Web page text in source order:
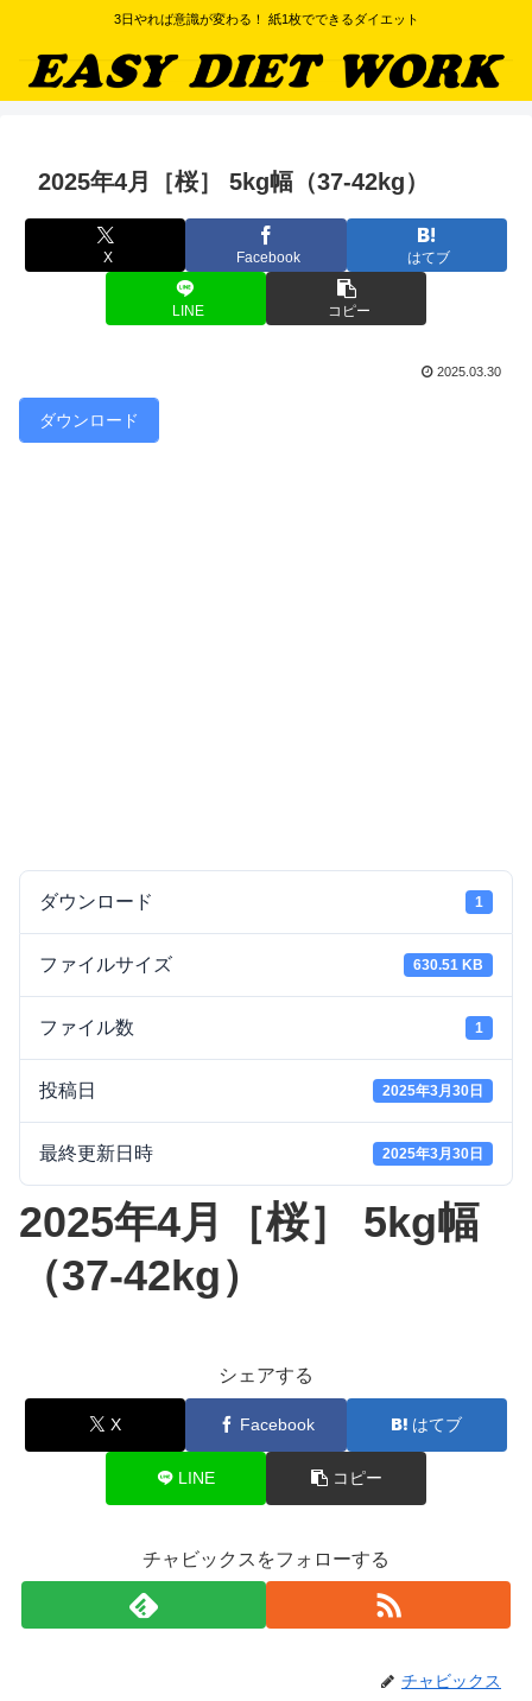
3日やれば意識が変わる！ 紙1枚でできるダイエット
2025年4月［桜］ 5kg幅（37-42kg）
X Facebook はてブ
LINE コピー
2025.03.30
ダウンロード
ダウンロード 1
ファイルサイズ 630.51 KB
ファイル数 1
投稿日 2025年3月30日
最終更新日時 2025年3月30日
2025年4月［桜］ 5kg幅
（37-42kg）
シェアする
X Facebook はてブ
LINE コピー
チャビックスをフォローする
チャビックス